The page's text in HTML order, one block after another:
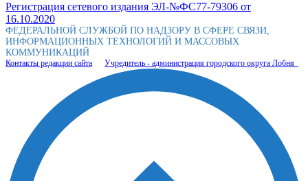
Регистрация сетевого издания ЭЛ-№ФС77-79306 от
16.10.2020
ФЕДЕРАЛЬНОЙ СЛУЖБОЙ ПО НАДЗОРУ В СФЕРЕ СВЯЗИ,
ИНФОРМАЦИОННЫХ ТЕХНОЛОГИЙ И МАССОВЫХ
КОММУНИКАЦИЙ
Контакты редакции сайта Учредитель - администрация городского округа Лобня